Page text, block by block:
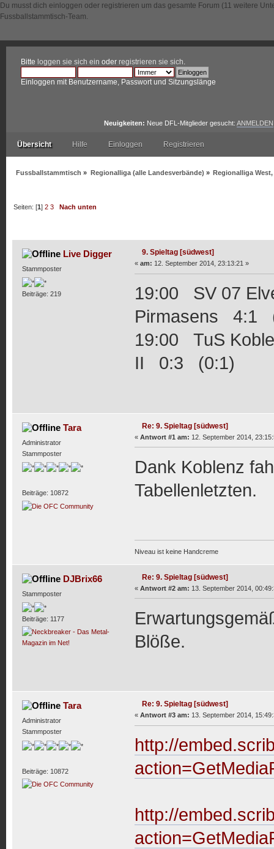
Du musst dich einloggen oder registrieren um das gesamte Forum (11 weitere
Fussballstammtisch-Team.
Bitte loggen sie sich ein oder registrieren sie sich
Einloggen mit Benutzername, Passwort und Sitzungslänge
Neuigkeiten: Neue DFL-Mitglieder gesucht: ANMELDEN
Übersicht Hilfe Einloggen Registrieren
Fussballstammtisch » Regionalliga (alle Landesverbände) » Regionalliga
Seiten: [1]2 3 Nach unten
Live Digger
Stammposter
Beiträge: 219
9. Spieltag [südwest]
« am: 12. September 2014, 23:13:21 »
19:00 SV 07
Pirmasens 4:1
19:00 TuS
II 0:3 (0:1)
Tara
Administrator
Stammposter
Beiträge: 10872
Re: 9. Spieltag [südwest]
« Antwort #1 am: 12. September 2014,
Dank Koblenz
Tabellenletzten.
Niveau ist keine Handcreme
DJBrix66
Stammposter
Beiträge: 1177
Re: 9. Spieltag [südwest]
« Antwort #2 am: 13. September 2014,
Blöße.
Tara
Administrator
Stammposter
Beiträge: 10872
Re: 9. Spieltag [südwest]
« Antwort #3 am: 13. September 2014,
http://
http://